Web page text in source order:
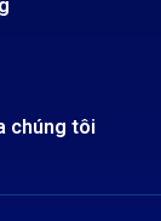
mới
Trả hàng
khoản
chúng tôi